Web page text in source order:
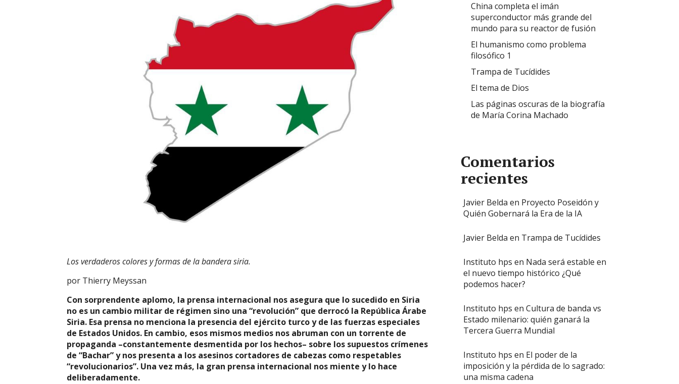
Los verdaderos colores y formas de la bandera siria.
por Thierry Meyssan
Con sorprendente aplomo, la prensa internacional nos asegura que lo sucedido en Siria
no es un cambio militar de régimen sino una “revolución” que derrocó la República Árabe
Siria. Esa prensa no menciona la presencia del ejército turco y de las fuerzas especiales
de Estados Unidos. En cambio, esos mismos medios nos abruman con un torrente de
propaganda –constantemente desmentida por los hechos– sobre los supuestos crímenes
de “Bachar” y nos presenta a los asesinos cortadores de cabezas como respetables
“revolucionarios”. Una vez más, la gran prensa internacional nos miente y lo hace
deliberadamente.
China completa el imán
superconductor más grande del
mundo para su reactor de fusión
El humanismo como problema
filosófico 1
Trampa de Tucídides
El tema de Dios
Las páginas oscuras de la biografía
de María Corina Machado
Comentarios
recientes
Javier Belda en Proyecto Poseidón y
Quién Gobernará la Era de la IA
Javier Belda en Trampa de Tucídides
Instituto hps en Nada será estable en
el nuevo tiempo histórico ¿Qué
podemos hacer?
Instituto hps en Cultura de banda vs
Estado milenario: quién ganará la
Tercera Guerra Mundial
Instituto hps en El poder de la
imposición y la pérdida de lo sagrado:
una misma cadena